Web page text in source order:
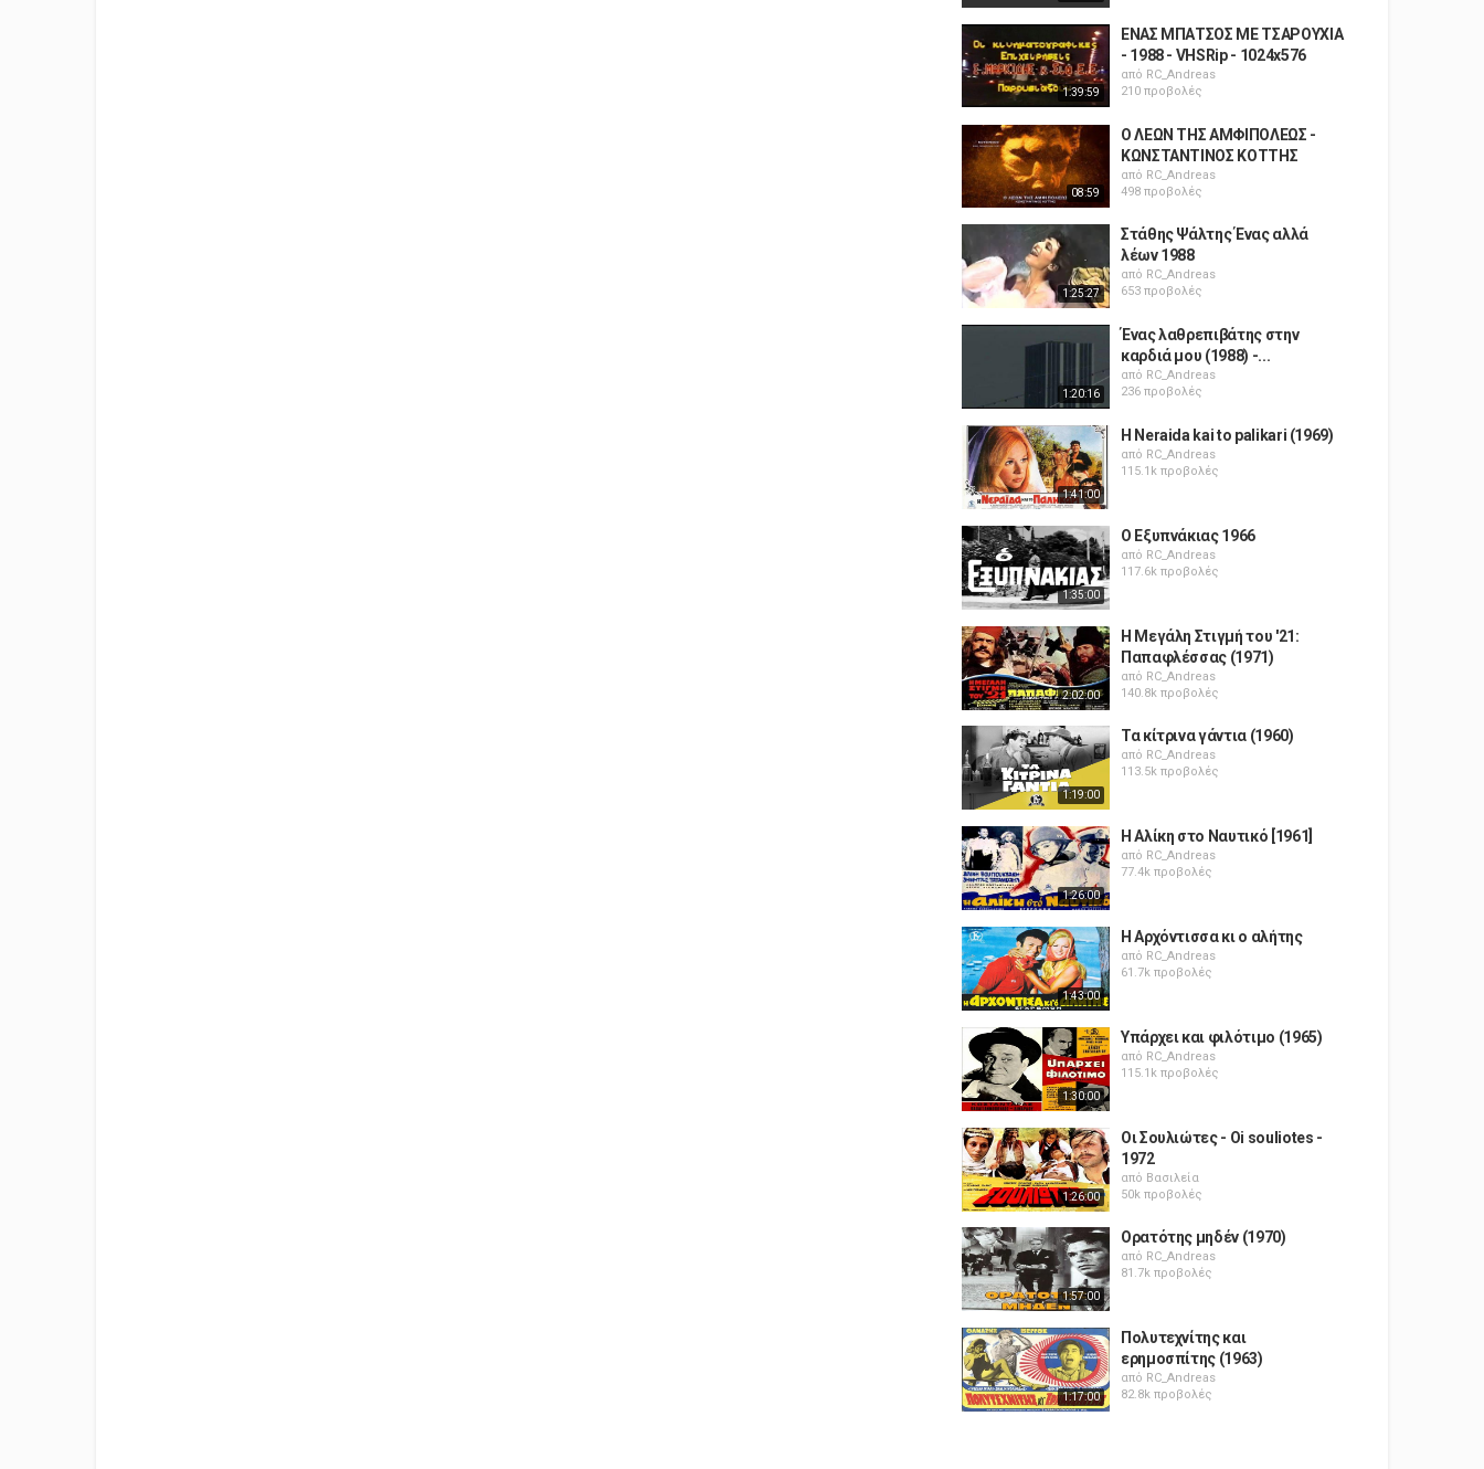
1:39:59
ΕΝΑΣ ΜΠΑΤΣΟΣ ΜΕ ΤΣΑΡΟΥΧΙΑ
- 1988 - VHSRip - 1024x576
από RC_Andreas
210 προβολές
08:59
Ο ΛΕΩΝ ΤΗΣ ΑΜΦΙΠΟΛΕΩΣ -
ΚΩΝΣΤΑΝΤΙΝΟΣ ΚΟΤΤΗΣ
από RC_Andreas
498 προβολές
1:25:27
Στάθης Ψάλτης Ένας αλλά
λέων 1988
από RC_Andreas
653 προβολές
1:20:16
Ένας λαθρεπιβάτης στην
καρδιά μου (1988) -...
από RC_Andreas
236 προβολές
1:41:00
H Neraida kai to palikari (1969)
από RC_Andreas
115.1k προβολές
1:35:00
Ο Εξυπνάκιας 1966
από RC_Andreas
117.6k προβολές
2:02:00
Η Μεγάλη Στιγμή του '21:
Παπαφλέσσας (1971)
από RC_Andreas
140.8k προβολές
1:19:00
Τα κίτρινα γάντια (1960)
από RC_Andreas
113.5k προβολές
1:26:00
Η Αλίκη στο Ναυτικό [1961]
από RC_Andreas
77.4k προβολές
1:43:00
Η Αρχόντισσα κι ο αλήτης
από RC_Andreas
61.7k προβολές
1:30:00
Υπάρχει και φιλότιμο (1965)
από RC_Andreas
115.1k προβολές
1:26:00
Οι Σουλιώτες - Oi souliotes -
1972
από Βασιλεία
50k προβολές
1:57:00
Ορατότης μηδέν (1970)
από RC_Andreas
81.7k προβολές
1:17:00
Πολυτεχνίτης και
ερημοσπίτης (1963)
από RC_Andreas
82.8k προβολές